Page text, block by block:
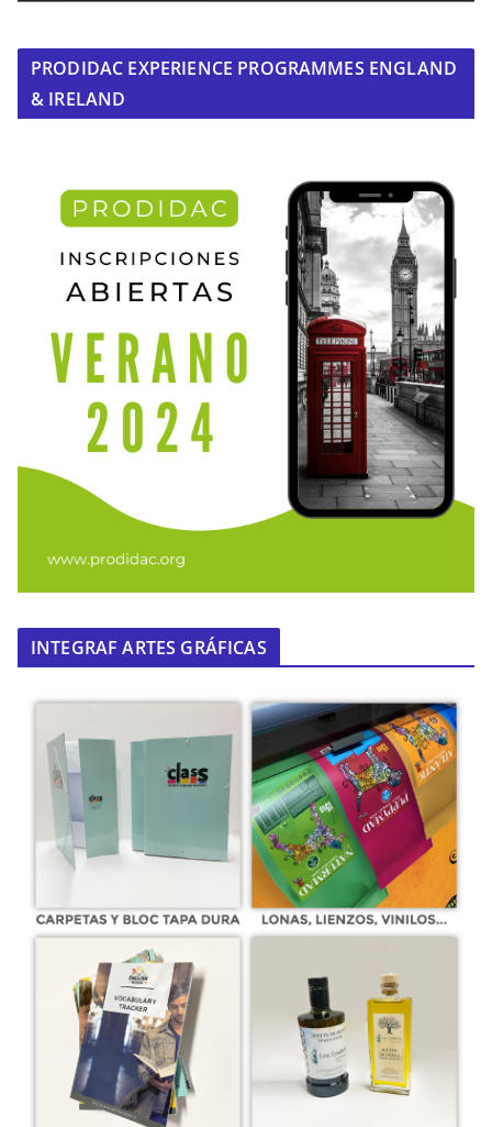
PRODIDAC EXPERIENCE PROGRAMMES ENGLAND
& IRELAND
INTEGRAF ARTES GRÁFICAS